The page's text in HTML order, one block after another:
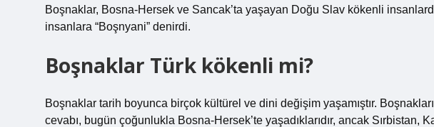
Boşnaklar, Bosna-Hersek ve Sancak’ta yaşayan Doğu Slav kökenli
insanlara “Boşnyani” denirdi.
Boşnaklar Türk kökenli mi?
Boşnaklar tarih boyunca birçok kültürel ve dini değişim yaşamıştır.
cevabı, bugün çoğunlukla Bosna-Hersek’te yaşadıklarıdır, ancak Sırbistan,